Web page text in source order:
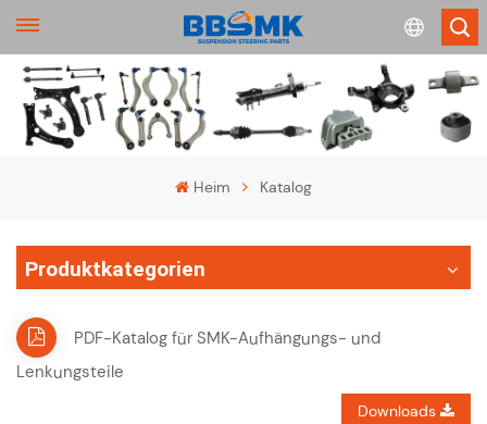
English
français
Heim Katalog
Produktkategorien
PDF-Katalog für SMK-Aufhängungs- und
Lenkungsteile
Downloads